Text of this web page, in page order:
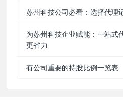
苏州科技公司必看：选择代理
为苏州科技企业赋能：一站式
更省力
有公司重要的持股比例一览表